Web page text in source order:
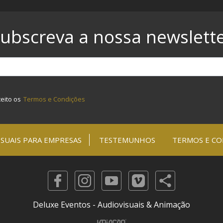
a nossa
os Termos e Condições
PARA EMPRESAS TESTEMUNHOS TERMOS E
Deluxe Eventos - Audiovisuais & Animação